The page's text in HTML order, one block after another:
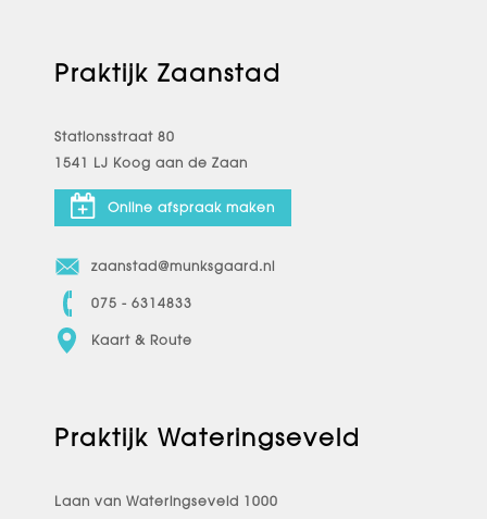
Praktijk Zaanstad
Stationsstraat 80
1541 LJ Koog aan de Zaan
Online afspraak maken
zaanstad@munksgaard.nl
075 - 6314833
Kaart & Route
Praktijk Wateringseveld
Laan van Wateringseveld 1000